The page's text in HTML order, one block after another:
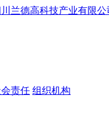
责任 组织机构